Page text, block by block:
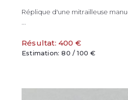
Réplique d'une mitrailleuse
Résultat: 400 €
Estimation: 80 / 100 €